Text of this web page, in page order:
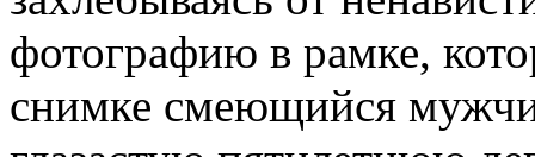
фотографию в рамке,
снимке смеющийся